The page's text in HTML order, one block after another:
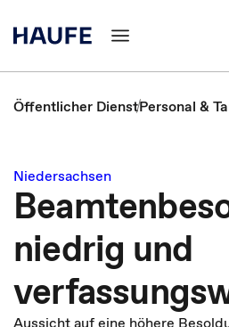
Öffentlicher DienstPersonal &
Niedersachsen
niedrig und
Aussicht auf eine höhere